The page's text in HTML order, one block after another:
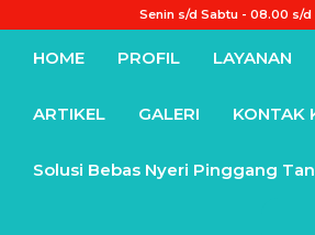
Senin s/d Sabtu - 08.00 s/
HOME PROFIL LAYANAN
ARTIKEL GALERI KONTAK
Solusi Bebas Nyeri Pinggang